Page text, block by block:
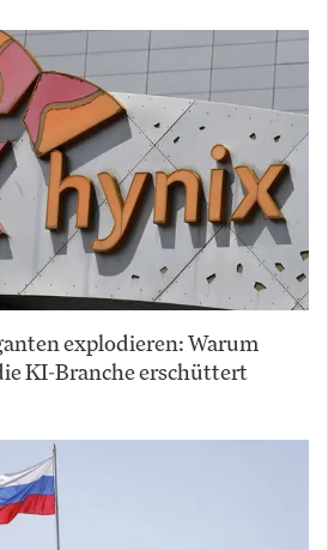
explodieren: Warum
KI-Branche erschüttert